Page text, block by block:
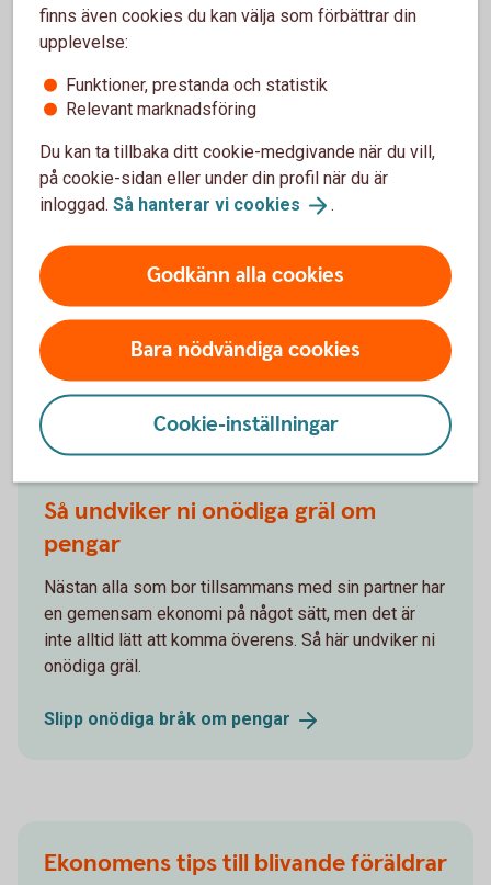
Ekonom för Finansiell hälsa
Ta kontroll över din ekonomi
Det finns både verktyg och knep för att få bättre koll
Checklista - Ta kontroll över ekonomin (pdf)
Utgiftskollen - ett digitaltverktyg
Andra läser också
Så undviker ni onödiga gräl om
pengar
Nästan alla som bor tillsammans med sin partner har
en gemensam ekonomi på något sätt, men det är
inte alltid lätt att komma överens. Så här undviker ni
onödiga gräl.
Slipp onödiga bråk om pengar
Ekonomens tips till blivande föräldrar
finns även cookies du kan välja som förbättrar din
upplevelse:
Funktioner, prestanda och statistik
Relevant marknadsföring
Du kan ta tillbaka ditt cookie-medgivande när du vill,
på cookie-sidan eller under din profil när du är
inloggad. Så hanterar vi cookies .
Godkänn alla cookies
Bara nödvändiga cookies
Cookie-inställningar